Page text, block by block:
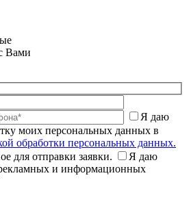
Вами
Я даю
моих персональных данных в
обработки персональных данных.
для отправки заявки.
Я даю
и информационных